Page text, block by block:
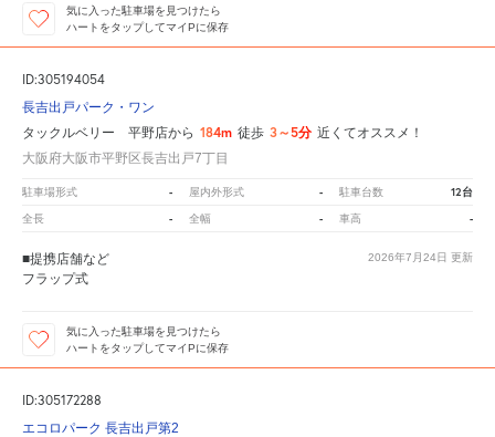
気に入った駐車場を見つけたら
ハートをタップしてマイPに保存
ID:305194054
長吉出戸パーク・ワン
タックルベリー 平野店から 184m 徒歩 3～5分 近くてオススメ！
大阪府大阪市平野区長吉出戸7丁目
駐車場形式 - 屋内外形式 - 駐車台数 12台
全長 - 全幅 - 車高 -
2026年7月24日 更新
■提携店舗など
フラップ式
気に入った駐車場を見つけたら
ハートをタップしてマイPに保存
ID:305172288
エコロパーク 長吉出戸第2